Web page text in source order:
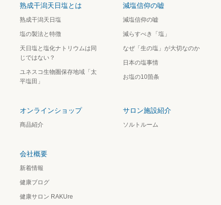
熟成干潟天日塩とは
熟成干潟天日塩
塩の製法と特徴
天日塩と塩化ナトリウムは同
じではない？
ユネスコ生物圏保存地域「太
平塩田」
減塩信仰の嘘
減塩信仰の嘘
減らすべき「塩」
なぜ「生の塩」が大切なのか
日本の塩事情
お塩の10箇条
オンラインショップ
商品紹介
サロン施設紹介
ソルトルーム
会社概要
新着情報
健康ブログ
健康サロン RAKUre